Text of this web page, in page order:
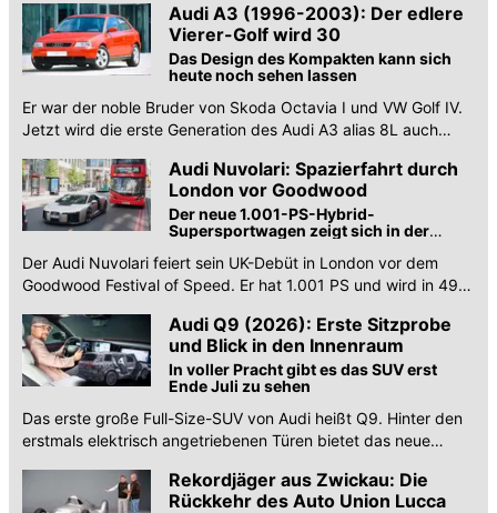
Audi A3 (1996-2003): Der edlere
Vierer-Golf wird 30
Das Design des Kompakten kann sich
heute noch sehen lassen
Er war der noble Bruder von Skoda Octavia I und VW Golf IV.
Jetzt wird die erste Generation des Audi A3 alias 8L auch
Audi Nuvolari: Spazierfahrt durch
London vor Goodwood
Der neue 1.001-PS-Hybrid-
Supersportwagen zeigt sich in der
Der Audi Nuvolari feiert sein UK-Debüt in London vor dem
Goodwood Festival of Speed. Er hat 1.001 PS und wird in 499
Audi Q9 (2026): Erste Sitzprobe
und Blick in den Innenraum
In voller Pracht gibt es das SUV erst
Ende Juli zu sehen
Das erste große Full-Size-SUV von Audi heißt Q9. Hinter den
erstmals elektrisch angetriebenen Türen bietet das neue
Rekordjäger aus Zwickau: Die
Rückkehr des Auto Union Lucca